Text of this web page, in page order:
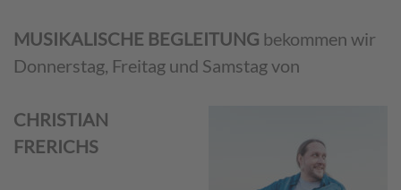
MUSIKALISCHE BEGLEITUNG bekommen wir
Donnerstag, Freitag und Samstag von
CHRISTIAN
FRERICHS